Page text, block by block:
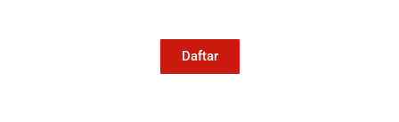
Daftar